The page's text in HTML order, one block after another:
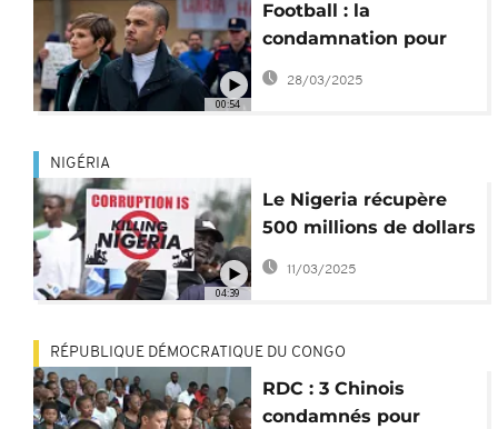
00:54
Football : la
condamnation pour
viol de Dani Alves
annulée
28/03/2025
04:39
NIGÉRIA
Le Nigeria récupère
500 millions de dollars
de fonds détournés
11/03/2025
RÉPUBLIQUE DÉMOCRATIQUE DU CONGO
RDC : 3 Chinois
condamnés pour